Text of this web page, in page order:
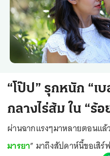
“โป๊ป” รุกหนัก “เ
กลางไร่ส้ม ใน “ร้อ
ผ่านฉากแรงๆมาหลายตอนแล้
มารยา” มาถึงสัปดาห์นี้ขอเสิ